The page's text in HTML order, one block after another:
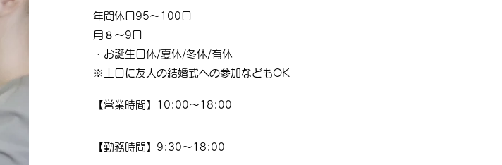
年間休日95〜100日
月８〜9日
・お誕生日休/夏休/冬休/有休
※土日に友人の結婚式への参加などもOK
【営業時間】10:00〜18:00
【勤務時間】9:30〜18:00